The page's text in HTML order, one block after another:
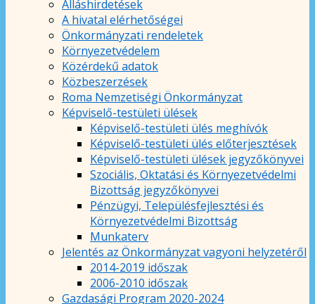
Álláshirdetések
A hivatal elérhetőségei
Önkormányzati rendeletek
Környezetvédelem
Közérdekű adatok
Közbeszerzések
Roma Nemzetiségi Önkormányzat
Képviselő-testületi ülések
Képviselő-testületi ülés meghívók
Képviselő-testületi ülés előterjesztések
Képviselő-testületi ülések jegyzőkönyvei
Szociális, Oktatási és Környezetvédelmi
Bizottság jegyzőkönyvei
Pénzügyi, Településfejlesztési és
Környezetvédelmi Bizottság
Munkaterv
Jelentés az Önkormányzat vagyoni helyzetéről
2014-2019 időszak
2006-2010 időszak
Gazdasági Program 2020-2024